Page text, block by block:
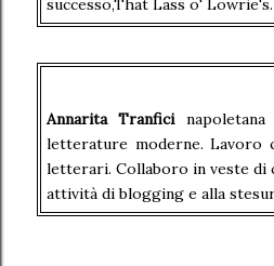
successo,That Lass o' Lowrie's.
Annarita Tranficinapoletana
letterature moderne.
letterari. Collaboro in veste di
attività di blogging e alla